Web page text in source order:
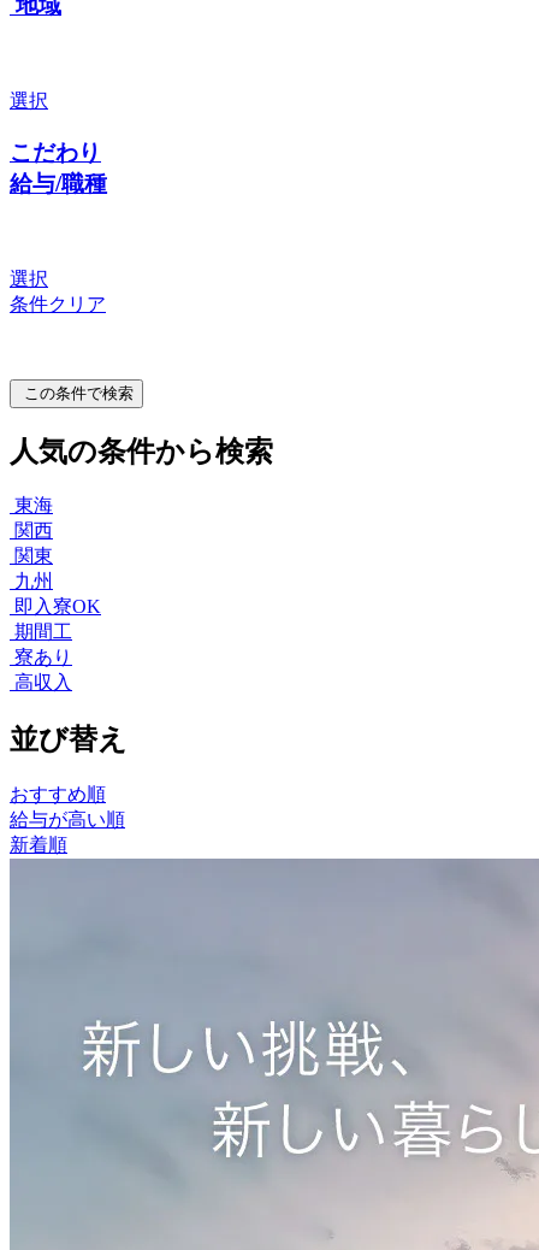
地域
選択
こだわり
給与/職種
選択
条件クリア
この条件で検索
人気の条件から検索
東海
関西
関東
九州
即入寮OK
期間工
寮あり
高収入
並び替え
おすすめ順
給与が高い順
新着順